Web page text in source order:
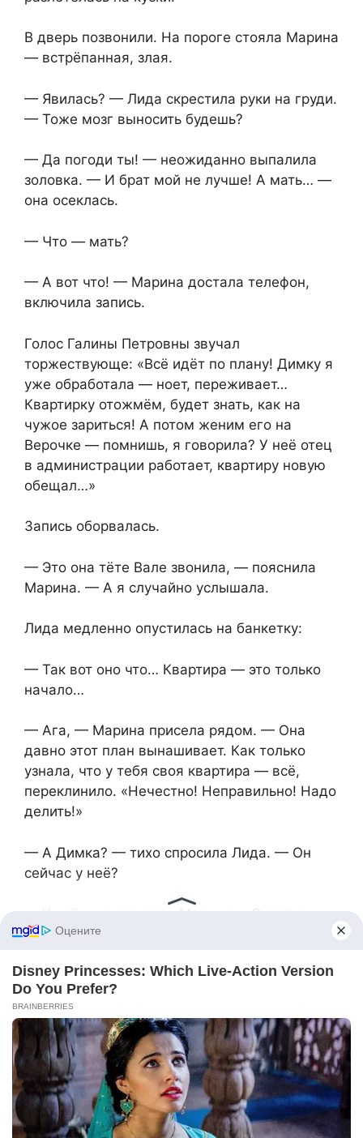
В дверь позвонили. На пороге стояла Марина
— встрёпанная, злая.
— Явилась? — Лида скрестила руки на груди.
— Тоже мозг выносить будешь?
— Да погоди ты! — неожиданно выпалила
золовка. — И брат мой не лучше! А мать… —
она осеклась.
— Что — мать?
— А вот что! — Марина достала телефон,
включила запись.
Голос Галины Петровны звучал
торжествующе: «Всё идёт по плану! Димку я
уже обработала — ноет, переживает…
Квартирку отожмём, будет знать, как на
чужое зариться! А потом женим его на
Верочке — помнишь, я говорила? У неё отец
в администрации работает, квартиру новую
обещал…»
Запись оборвалась.
— Это она тёте Вале звонила, — пояснила
Марина. — А я случайно услышала.
Лида медленно опустилась на банкетку:
— Так вот оно что… Квартира — это только
начало…
— Ага, — Марина присела рядом. — Она
давно этот план вынашивает. Как только
узнала, что у тебя своя квартира — всё,
переклинило. «Нечестно! Неправильно! Надо
делить!»
— А Димка? — тихо спросила Лида. — Он
сейчас у неё?
бутылем в обнимку. А мамаша масло в огонь
жена-злодейка обижает…»
— Слушай, а давай ему эту запись скинем?
— предложила Марина. — Пусть послушает,
какие планы у мамочки…
— Нет, — Лида покачала головой. — Не
поверит. Скажет — подделка, монтаж… Он